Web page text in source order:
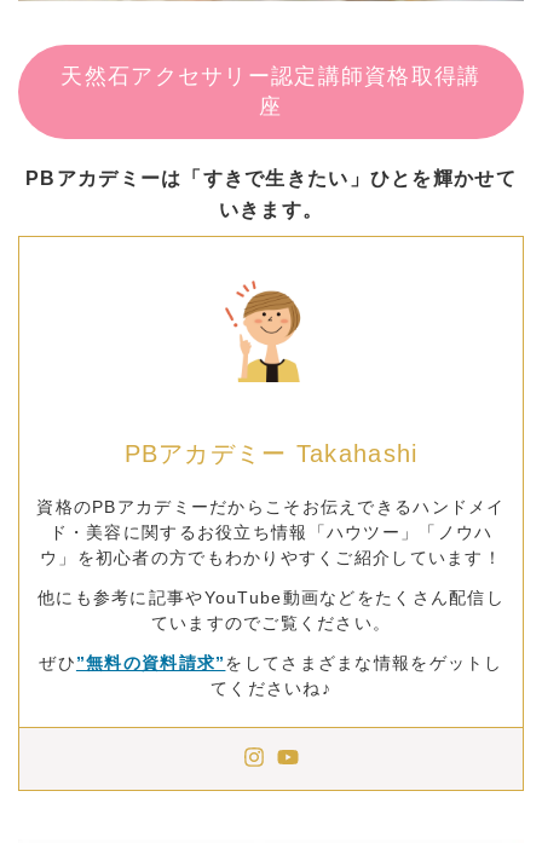
天然石アクセサリー認定講師資格取得講
座
PBアカデミーは「すきで生きたい」ひとを輝かせて
いきます。
PBアカデミー Takahashi
資格のPBアカデミーだからこそお伝えできるハンドメイ
ド・美容に関するお役立ち情報「ハウツー」「ノウハ
ウ」を初心者の方でもわかりやすくご紹介しています！
他にも参考に記事やYouTube動画などをたくさん配信し
ていますのでご覧ください。
ぜひ”無料の資料請求”をしてさまざまな情報をゲットし
てくださいね♪